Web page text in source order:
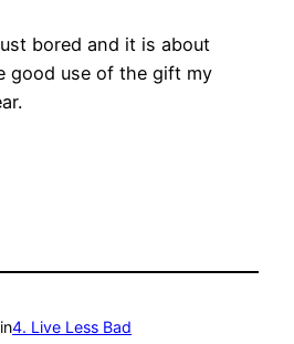
bored and it is about
good use of the gift my
in4. Live Less Bad